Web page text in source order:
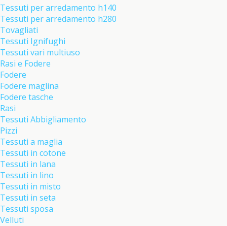
Tessuti per arredamento h140
Tessuti per arredamento h280
Tovagliati
Tessuti Ignifughi
Tessuti vari multiuso
Rasi e Fodere
Fodere
Fodere maglina
Fodere tasche
Rasi
Tessuti Abbigliamento
Pizzi
Tessuti a maglia
Tessuti in cotone
Tessuti in lana
Tessuti in lino
Tessuti in misto
Tessuti in seta
Tessuti sposa
Velluti